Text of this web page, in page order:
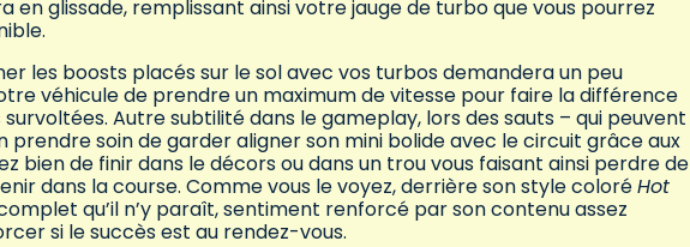
en glissade, remplissant ainsi votre jauge de turbo que vous pourrez
les boosts placés sur le sol avec vos turbos demandera un peu
véhicule de prendre un maximum de vitesse pour faire la différence
Autre subtilité dans le gameplay, lors des sauts – qui peuvent
prendre soin de garder aligner son mini bolide avec le circuit grâce aux
bien de finir dans le décors ou dans un trou vous faisant ainsi perdre de
dans la course. Comme vous le voyez, derrière son style coloréHot
qu’il n’y paraît, sentiment renforcé par son contenu assez
si le succès est au rendez-vous.